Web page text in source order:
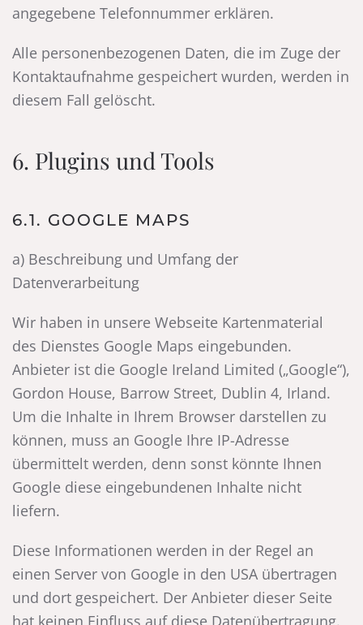
angegebene Telefonnummer erklären.
Alle personenbezogenen Daten, die im Zuge der
Kontaktaufnahme gespeichert wurden, werden in
diesem Fall gelöscht.
6. Plugins und Tools
6.1. GOOGLE MAPS
a) Beschreibung und Umfang der
Datenverarbeitung
Wir haben in unsere Webseite Kartenmaterial
des Dienstes Google Maps eingebunden.
Anbieter ist die Google Ireland Limited („Google“),
Gordon House, Barrow Street, Dublin 4, Irland.
Um die Inhalte in Ihrem Browser darstellen zu
können, muss an Google Ihre IP-Adresse
übermittelt werden, denn sonst könnte Ihnen
Google diese eingebundenen Inhalte nicht
liefern.
Diese Informationen werden in der Regel an
einen Server von Google in den USA übertragen
und dort gespeichert. Der Anbieter dieser Seite
hat keinen Einfluss auf diese Datenübertragung.